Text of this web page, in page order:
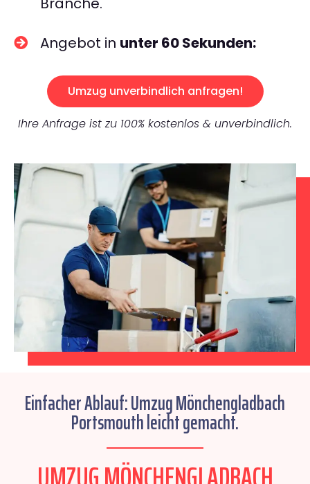
Angebot in unter 60 Sekunden:
Umzug unverbindlich anfragen!
Ihre Anfrage ist zu 100% kostenlos & unverbindlich.
Einfacher Ablauf: Umzug Mönchengladbach
Portsmouth leicht gemacht.